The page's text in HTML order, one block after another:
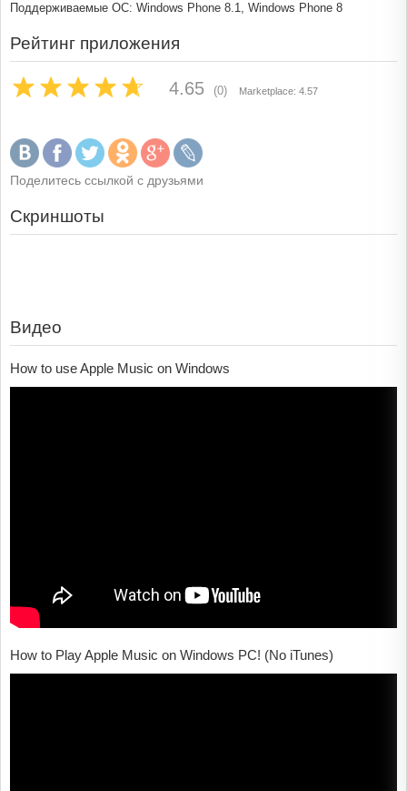
Поддерживаемые ОС: Windows Phone 8.1, Windows Phone 8
Рейтинг приложения
4.65 (0) Marketplace: 4.57
Поделитесь ссылкой с друзьями
Скриншоты
Видео
How to use Apple Music on Windows
How to Play Apple Music on Windows PC! (No iTunes)